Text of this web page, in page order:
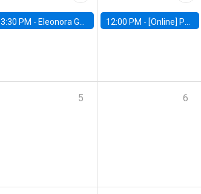
3:30 PM - Eleonora Guarnieri, Exeter University 12:00 PM - [Online] Pablo Slutzky, University of Maryland
5 6